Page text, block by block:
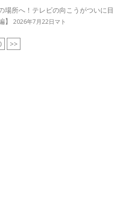
場所へ！テレビの向こうがついに目
2026年7月22日マト
>>